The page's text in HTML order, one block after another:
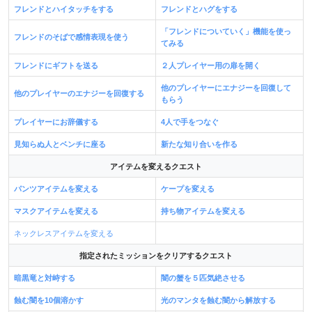
フレンドとハイタッチをする フレンドとハグをする
フレンドのそばで感情表現を使う
「フレンドについていく」機能を使っ
てみる
フレンドにギフトを送る ２人プレイヤー用の扉を開く
他のプレイヤーのエナジーを回復する
他のプレイヤーにエナジーを回復して
もらう
プレイヤーにお辞儀する 4人で手をつなぐ
見知らぬ人とベンチに座る 新たな知り合いを作る
アイテムを変えるクエスト
パンツアイテムを変える ケープを変える
マスクアイテムを変える 持ち物アイテムを変える
ネックレスアイテムを変える
指定されたミッションをクリアするクエスト
暗黒竜と対峙する 闇の蟹を５匹気絶させる
蝕む闇を10個溶かす 光のマンタを蝕む闇から解放する